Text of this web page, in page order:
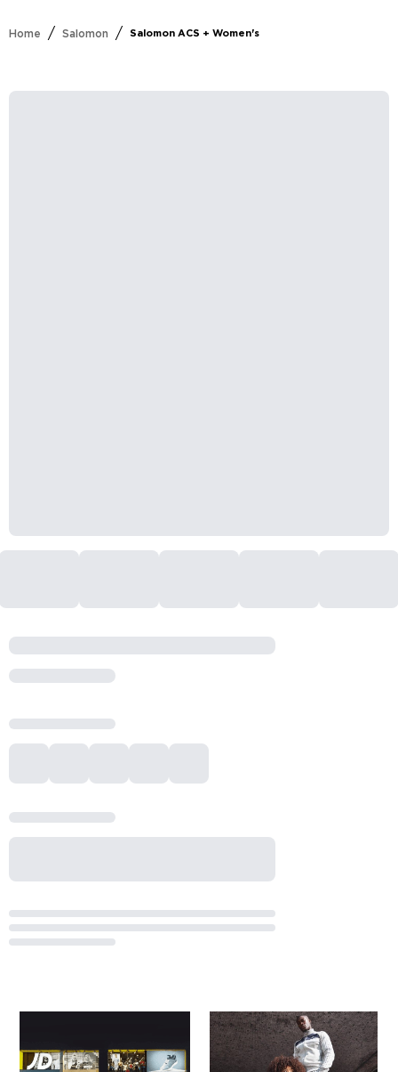
Home / Salomon / Salomon ACS + Women's